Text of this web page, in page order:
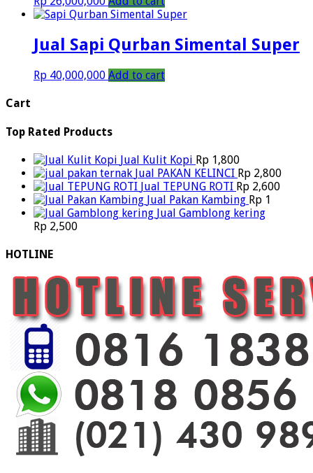
Jual Sapi Qurban Simental Super
Rp 40,000,000 Add to cart
Cart
Top Rated Products
Jual Kulit Kopi Rp 1,800
Jual PAKAN KELINCI Rp 2,800
Jual TEPUNG ROTI Rp 2,600
Jual Pakan Kambing Rp 1
Jual Gamblong kering
Rp 2,500
HOTLINE